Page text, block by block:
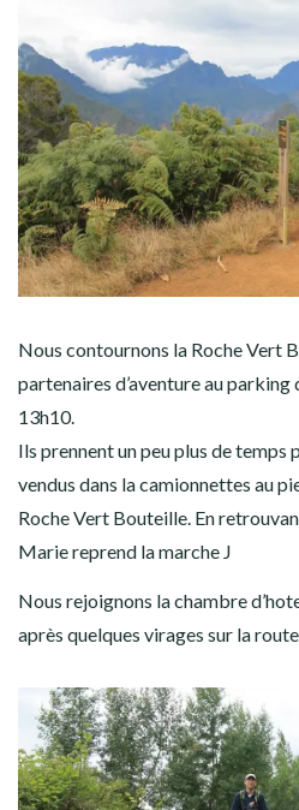
Nous contournons la Roche Vert
partenaires d’aventure au
13h10.
Ils prennent un peu plus de temps
vendus dans la camionnettes au
Roche Vert Bouteille. En
Marie reprend la marche J
Nous rejoignons la chambre
après quelques virages sur la